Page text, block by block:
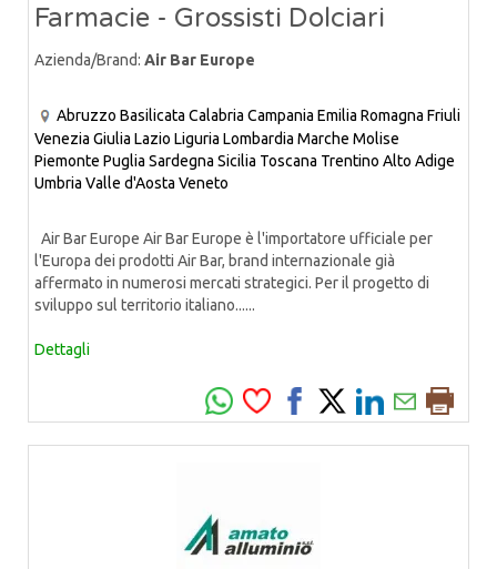
Farmacie - Grossisti Dolciari
Azienda/Brand: Air Bar Europe
Abruzzo Basilicata Calabria Campania Emilia Romagna Friuli
Venezia Giulia Lazio Liguria Lombardia Marche Molise
Piemonte Puglia Sardegna Sicilia Toscana Trentino Alto Adige
Umbria Valle d'Aosta Veneto
Air Bar Europe Air Bar Europe è l'importatore ufficiale per
l'Europa dei prodotti Air Bar, brand internazionale già
affermato in numerosi mercati strategici. Per il progetto di
sviluppo sul territorio italiano......
Dettagli